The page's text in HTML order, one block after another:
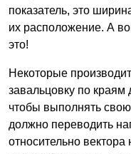
показатель, это
их расположение. А
это!
Некоторые
завальцовку по
чтобы выполнять
должно переводить
относительно вектора